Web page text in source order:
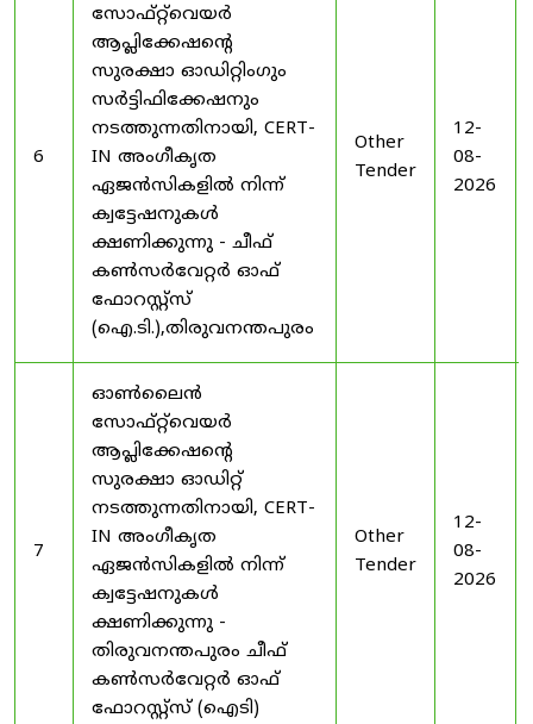
6
സോഫ്റ്റ്‌വെയർ
ആപ്ലിക്കേഷന്റെ
സുരക്ഷാ ഓഡിറ്റിംഗും
സർട്ടിഫിക്കേഷനും
നടത്തുന്നതിനായി, CERT-
IN അംഗീകൃത
ഏജൻസികളിൽ നിന്ന്
ക്വട്ടേഷനുകൾ
ക്ഷണിക്കുന്നു - ചീഫ്
കൺസർവേറ്റർ ഓഫ്
ഫോറസ്റ്റ്സ്
(ഐ.ടി.),തിരുവനന്തപുരം
Other
Tender
12-
08-
2026
7
ഓൺലൈൻ
സോഫ്റ്റ്‌വെയർ
ആപ്ലിക്കേഷന്റെ
സുരക്ഷാ ഓഡിറ്റ്
നടത്തുന്നതിനായി, CERT-
IN അംഗീകൃത
ഏജൻസികളിൽ നിന്ന്
ക്വട്ടേഷനുകൾ
ക്ഷണിക്കുന്നു -
തിരുവനന്തപുരം ചീഫ്
കൺസർവേറ്റർ ഓഫ്
ഫോറസ്റ്റ്സ് (ഐടി)
Other
Tender
12-
08-
2026